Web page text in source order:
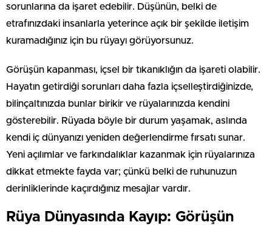
sorunlarına da işaret edebilir. Düşünün, belki de
etrafınızdaki insanlarla yeterince açık bir şekilde iletişim
kuramadığınız için bu rüyayı görüyorsunuz.
Görüşün kapanması, içsel bir tıkanıklığın da işareti olabilir.
Hayatın getirdiği sorunları daha fazla içselleştirdiğinizde,
bilinçaltınızda bunlar birikir ve rüyalarınızda kendini
gösterebilir. Rüyada böyle bir durum yaşamak, aslında
kendi iç dünyanızı yeniden değerlendirme fırsatı sunar.
Yeni açılımlar ve farkındalıklar kazanmak için rüyalarınıza
dikkat etmekte fayda var; çünkü belki de ruhunuzun
derinliklerinde kaçırdığınız mesajlar vardır.
Rüya Dünyasında Kayıp: Görüşün